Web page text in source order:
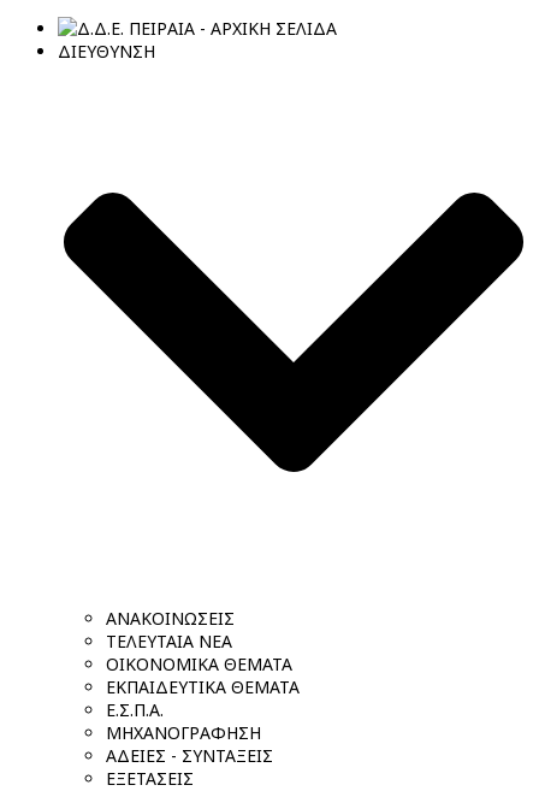
ΔΙΕΥΘΥΝΣΗ
ΑΝΑΚΟΙΝΩΣΕΙΣ
ΤΕΛΕΥΤΑΙΑ ΝΕΑ
ΟΙΚΟΝΟΜΙΚΑ ΘΕΜΑΤΑ
ΕΚΠΑΙΔΕΥΤΙΚΑ ΘΕΜΑΤΑ
Ε.Σ.Π.Α.
ΜΗΧΑΝΟΓΡΑΦΗΣΗ
ΑΔΕΙΕΣ - ΣΥΝΤΑΞΕΙΣ
ΕΞΕΤΑΣΕΙΣ